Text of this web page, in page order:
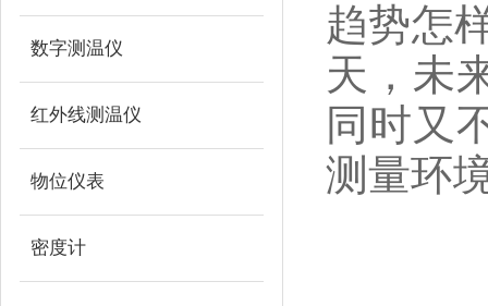
数字测温仪
红外线测温仪
物位仪表
密度计
趋势怎
天，未
同时又
测量环